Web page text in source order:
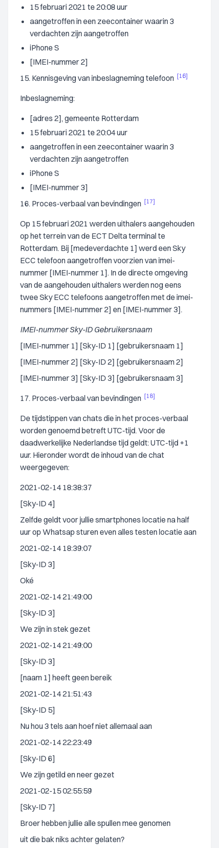
15 februari 2021 te 20:08 uur
aangetroffen in een zeecontainer waarin 3
verdachten zijn aangetroffen
iPhone S
[IMEI-nummer 2]
15. Kennisgeving van inbeslagneming telefoon [16]
Inbeslagneming:
[adres 2], gemeente Rotterdam
15 februari 2021 te 20:04 uur
aangetroffen in een zeecontainer waarin 3
verdachten zijn aangetroffen
iPhone S
[IMEI-nummer 3]
16. Proces-verbaal van bevindingen [17]
Op 15 februari 2021 werden uithalers aangehouden
op het terrein van de ECT Delta terminal te
Rotterdam. Bij [medeverdachte 1] werd een Sky
ECC telefoon aangetroffen voorzien van imei-
nummer [IMEI-nummer 1]. In de directe omgeving
van de aangehouden uithalers werden nog eens
twee Sky ECC telefoons aangetroffen met de imei-
nummers [IMEI-nummer 2] en [IMEI-nummer 3].
IMEI-nummer Sky-ID Gebruikersnaam
[IMEI-nummer 1] [Sky-ID 1] [gebruikersnaam 1]
[IMEI-nummer 2] [Sky-ID 2] [gebruikersnaam 2]
[IMEI-nummer 3] [Sky-ID 3] [gebruikersnaam 3]
17. Proces-verbaal van bevindingen [18]
De tijdstippen van chats die in het proces-verbaal
worden genoemd betreft UTC-tijd. Voor de
daadwerkelijke Nederlandse tijd geldt: UTC-tijd +1
uur. Hieronder wordt de inhoud van de chat
weergegeven:
2021-02-14 18:38:37
[Sky-ID 4]
Zelfde geldt voor jullie smartphones locatie na half
uur op Whatsap sturen even alles testen locatie aan
2021-02-14 18:39:07
[Sky-ID 3]
Oké
2021-02-14 21:49:00
[Sky-ID 3]
We zijn in stek gezet
2021-02-14 21:49:00
[Sky-ID 3]
[naam 1] heeft geen bereik
2021-02-14 21:51:43
[Sky-ID 5]
Nu hou 3 tels aan hoef niet allemaal aan
2021-02-14 22:23:49
[Sky-ID 6]
We zijn getild en neer gezet
2021-02-15 02:55:59
[Sky-ID 7]
Broer hebben jullie alle spullen mee genomen
uit die bak niks achter gelaten?